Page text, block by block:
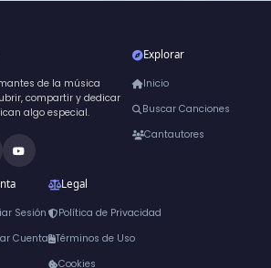
de la música
compartir y dedicar
algo especial.
Explorar
Inicio
Buscar Canciones
Cantautores
Sesión
Cuenta
Legal
Política de Privacidad
Términos de Uso
Cookies